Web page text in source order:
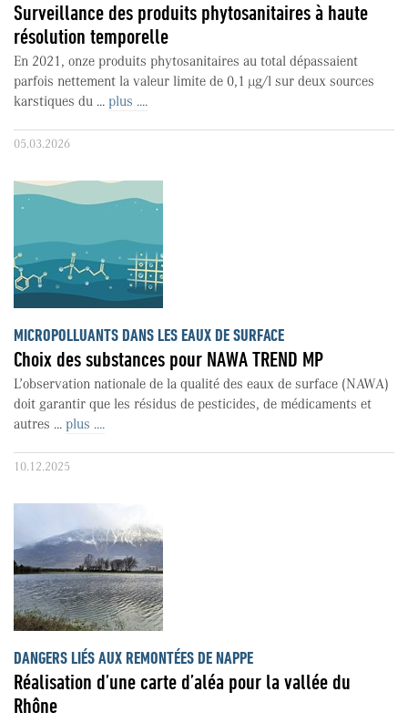
Surveillance des produits phytosanitaires à haute
résolution temporelle
En 2021, onze produits phytosanitaires au total dépassaient
parfois nettement la valeur limite de 0,1 µg/l sur deux sources
karstiques du ... plus ....
05.03.2026
MICROPOLLUANTS DANS LES EAUX DE SURFACE
Choix des substances pour NAWA TREND MP
L’observation nationale de la qualité des eaux de surface (NAWA)
doit garantir que les résidus de pesticides, de médicaments et
autres ... plus ....
10.12.2025
DANGERS LIÉS AUX REMONTÉES DE NAPPE
Réalisation d’une carte d’aléa pour la vallée du
Rhône